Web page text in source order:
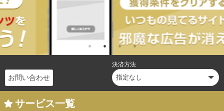
お問い合わせ
決済方法
サービス一覧